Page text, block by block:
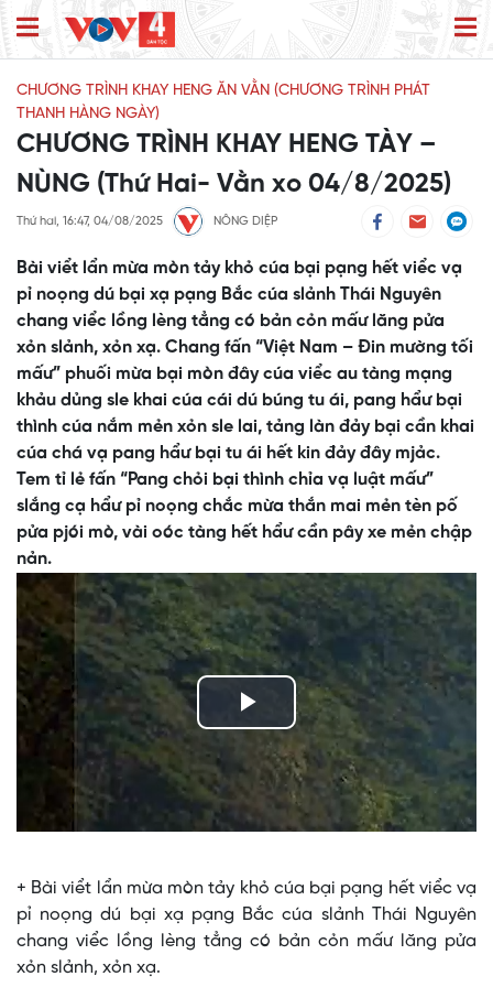
CHƯƠNG TRÌNH KHAY HENG ĂN VẰN (CHƯƠNG TRÌNH PHÁT
THANH HÀNG NGÀY)
CHƯƠNG TRÌNH KHAY HENG TÀY –
NÙNG (Thứ Hai- Vằn xo 04/8/2025)
Thứ hai, 16:47, 04/08/2025 NÔNG DIỆP
Bài viểt lẩn mừa mòn tảy khỏ cúa bại pạng hết viểc vạ
pỉ noọng dú bại xạ pạng Bắc cúa slảnh Thái Nguyên
chang viểc lồng lèng tẳng có bản cỏn mấư lăng pửa
xỏn slảnh, xỏn xạ. Chang fấn “Việt Nam – Đin mường tối
mấư” phuối mừa bại mòn đây cúa viểc au tàng mạng
khảu dủng sle khai cúa cái dú búng tu ái, pang hẩư bại
thình cúa nắm mẻn xỏn sle lai, tảng làn đảy bại cần khai
cúa chá vạ pang hẩư bại tu ái hết kin đảy đây mjảc.
Tem tỉ lẻ fấn “Pang chỏi bại thình chỉa vạ luật mấư”
slắng cạ hẩư pỉ noọng chắc mừa thắn mai mẻn tèn pố
pửa pjói mò, vài oóc tàng hết hẩư cần pây xe mẻn chập
nản.
Play
Video
+ Bài viểt lẩn mừa mòn tảy khỏ cúa bại pạng hết viểc vạ
pỉ noọng dú bại xạ pạng Bắc cúa slảnh Thái Nguyên
chang viểc lồng lèng tẳng có bản cỏn mấư lăng pửa
xỏn slảnh, xỏn xạ.